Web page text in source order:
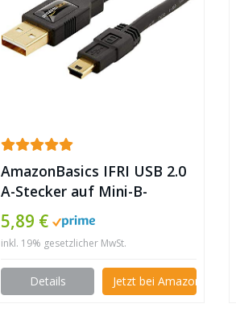
AmazonBasics IFRI USB 2.0
A-Stecker auf Mini-B-
Stecker (0,9 Meter) ✪
5,89 €
inkl. 19% gesetzlicher MwSt.
Details Jetzt bei Amazon kaufen